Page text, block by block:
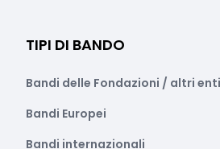
TIPI DI BANDO
Bandi delle Fondazioni / altri enti
Bandi Europei
Bandi internazionali